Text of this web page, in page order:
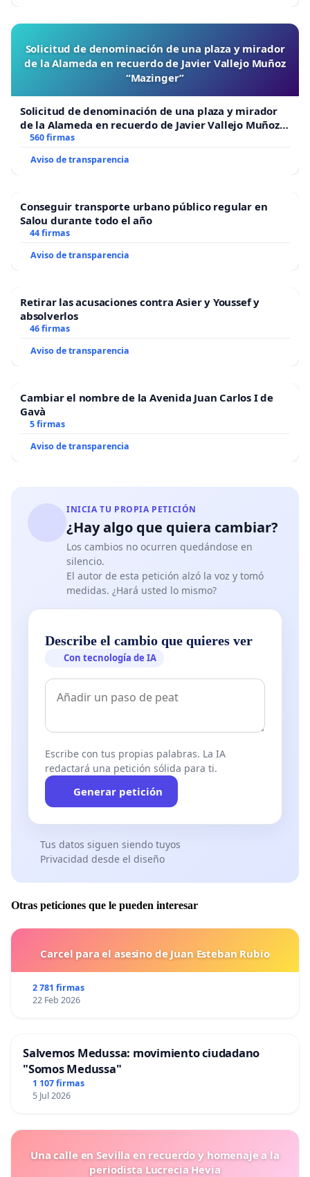
Solicitud de denominación de una plaza y mirador
de la Alameda en recuerdo de Javier Vallejo Muñoz
“Mazinger”
Solicitud de denominación de una plaza y mirador
de la Alameda en recuerdo de Javier Vallejo Muñoz
“Mazinger”
560 firmas
Aviso de transparencia
Conseguir transporte urbano público regular en
Salou durante todo el año
44 firmas
Aviso de transparencia
Retirar las acusaciones contra Asier y Youssef y
absolverlos
46 firmas
Aviso de transparencia
Cambiar el nombre de la Avenida Juan Carlos I de
Gavà
5 firmas
Aviso de transparencia
INICIA TU PROPIA PETICIÓN
¿Hay algo que quiera cambiar?
Los cambios no ocurren quedándose en
silencio.
El autor de esta petición alzó la voz y tomó
medidas. ¿Hará usted lo mismo?
Describe el cambio que quieres ver
Con tecnología de IA
Escribe con tus propias palabras. La IA
redactará una petición sólida para ti.
Generar petición
Tus datos siguen siendo tuyos
Privacidad desde el diseño
Otras peticiones que le pueden interesar
Carcel para el asesino de Juan Esteban Rubio
2 781 firmas
22 Feb 2026
Salvemos Medussa: movimiento ciudadano
"Somos Medussa"
1 107 firmas
5 Jul 2026
Una calle en Sevilla en recuerdo y homenaje a la
periodista Lucrecia Hevia